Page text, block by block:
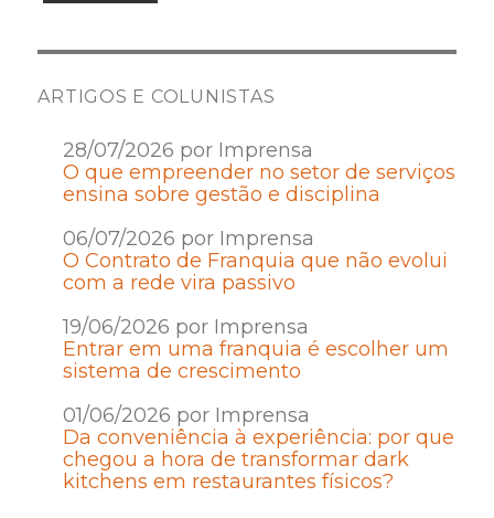
ARTIGOS E COLUNISTAS
28/07/2026 por Imprensa
O que empreender no setor de serviços
ensina sobre gestão e disciplina
06/07/2026 por Imprensa
O Contrato de Franquia que não evolui
com a rede vira passivo
19/06/2026 por Imprensa
Entrar em uma franquia é escolher um
sistema de crescimento
01/06/2026 por Imprensa
Da conveniência à experiência: por que
chegou a hora de transformar dark
kitchens em restaurantes físicos?